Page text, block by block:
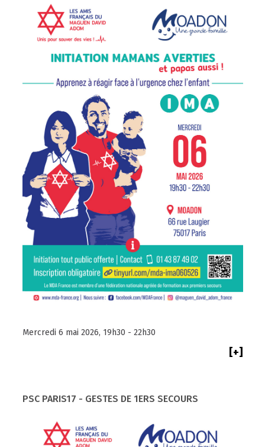
Mercredi 6 mai 2026, 19h30 - 22h30
[+]
PSC PARIS17 - GESTES DE 1ERS SECOURS